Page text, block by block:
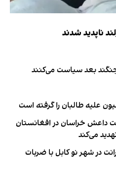
ناپدید شدند
بعد سیاست می‌کنند
علیه طالبان را گرفته است
داعش خراسان در افغانستان
می‌کند
در شهر نو کابل با ضربات